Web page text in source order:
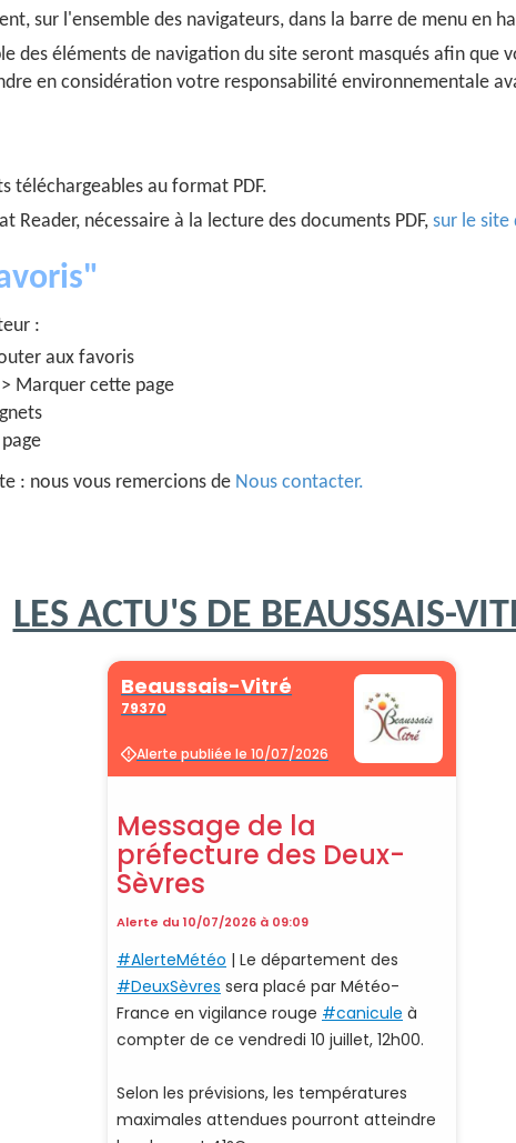
sur l'ensemble des navigateurs, dans la barre de menu en
des éléments de navigation du site seront masqués afin
en considération votre responsabilité environnementale
téléchargeables au format PDF.
Reader, nécessaire à la lecture des documents PDF,sur le site
:
aux favoris
Marquer cette page
: nous vous remercions de Nous contacter.
LES ACTU'S DE BEAUSSAIS-